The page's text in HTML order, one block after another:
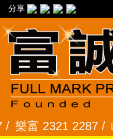
分享
2287 /峻弦、曉